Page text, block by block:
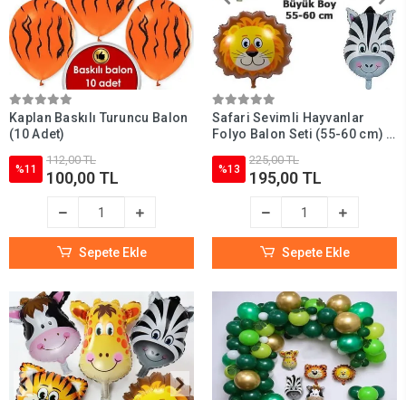
Kaplan Baskılı Turuncu Balon
(10 Adet)
%11
112,00 TL
100,00 TL
Sepete Ekle
Safari Sevimli Hayvanlar
Folyo Balon Seti (55-60 cm) 5
%13
225,00 TL
195,00 TL
Sepete Ekle